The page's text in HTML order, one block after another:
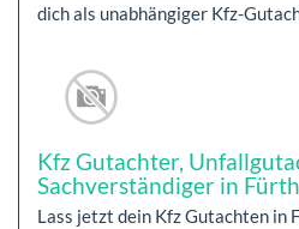
dich als unabhängiger Kfz-
Kfz Gutachter,
Sachverständiger in Fürth
Lass jetzt dein Kfz Gutachten in